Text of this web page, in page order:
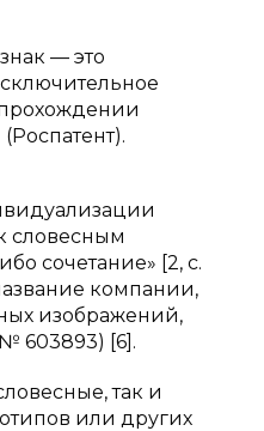
— это
прохождении
словесным
сочетание» [2, с.
компании,
изображений,
603893) [6].
так и
или других